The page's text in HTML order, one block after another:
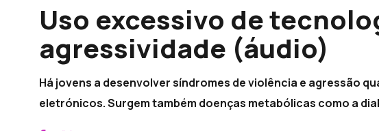
Uso excessivo de
agressividade (áudio)
Há jovens a desenvolver síndromes de violência e agressão
eletrónicos. Surgem também doenças metabólicas como a